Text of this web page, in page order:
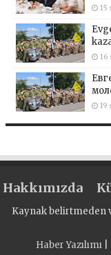
15
16
19
Hakkımızda
Kaynak belirtmeden
Haber Yazılımı|